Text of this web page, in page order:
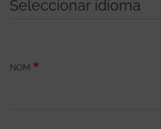
NOM